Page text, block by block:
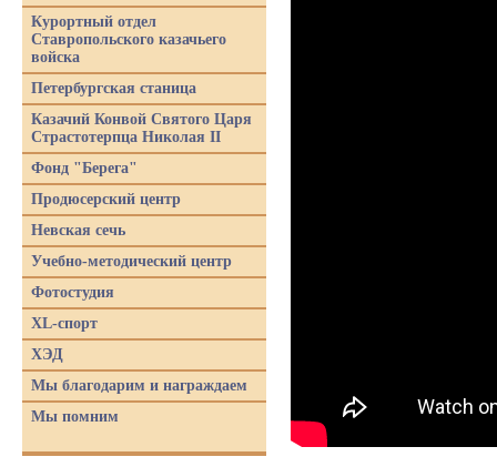
Курортный отдел
Ставропольского казачьего
войска
Петербургская станица
Казачий Конвой Святого Царя
Страстотерпца Николая II
Фонд "Берега"
Продюсерский центр
Невская сечь
Учебно-методический центр
Фотостудия
XL-спорт
ХЭД
Мы благодарим и награждаем
Мы помним